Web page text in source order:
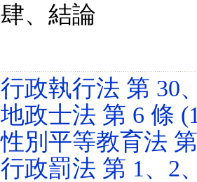
肆、結論
行政執行法 第 30
地政士法 第 6 條
性別平等教育法
行政罰法 第 1、2